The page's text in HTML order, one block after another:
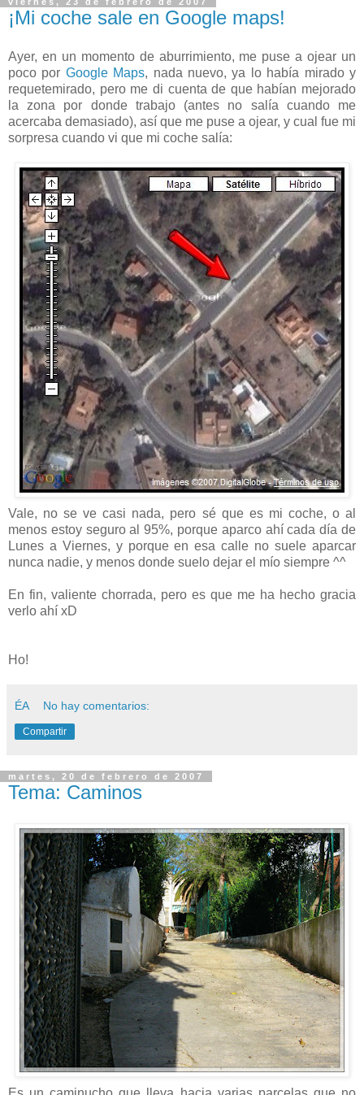
¡Mi coche sale en Google maps!
Ayer, en un momento de aburrimiento, me puse a ojear un
poco por Google Maps, nada nuevo, ya lo había mirado y
requetemirado, pero me di cuenta de que habían mejorado
la zona por donde trabajo (antes no salía cuando me
acercaba demasiado), así que me puse a ojear, y cual fue mi
sorpresa cuando vi que mi coche salía:
Vale, no se ve casi nada, pero sé que es mi coche, o al
menos estoy seguro al 95%, porque aparco ahí cada día de
Lunes a Viernes, y porque en esa calle no suele aparcar
nunca nadie, y menos donde suelo dejar el mío siempre ^^
En fin, valiente chorrada, pero es que me ha hecho gracia
verlo ahí xD
Ho!
ÉA No hay comentarios:
Compartir
martes, 20 de febrero de 2007
Tema: Caminos